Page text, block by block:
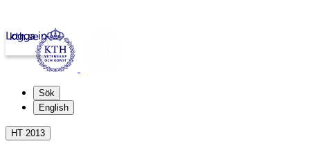
kth.se
Logga in
Sök
English
HT 2013